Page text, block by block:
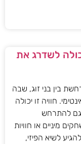
לשדרג את
בין בני זוג, שבה
חוויה זו יכולה
גם להתרחש
מיניים או חוויות
לשיא הפיזי,